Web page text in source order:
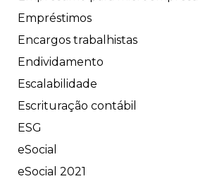
Empréstimos
Encargos trabalhistas
Endividamento
Escalabilidade
Escrituração contábil
ESG
eSocial
eSocial 2021